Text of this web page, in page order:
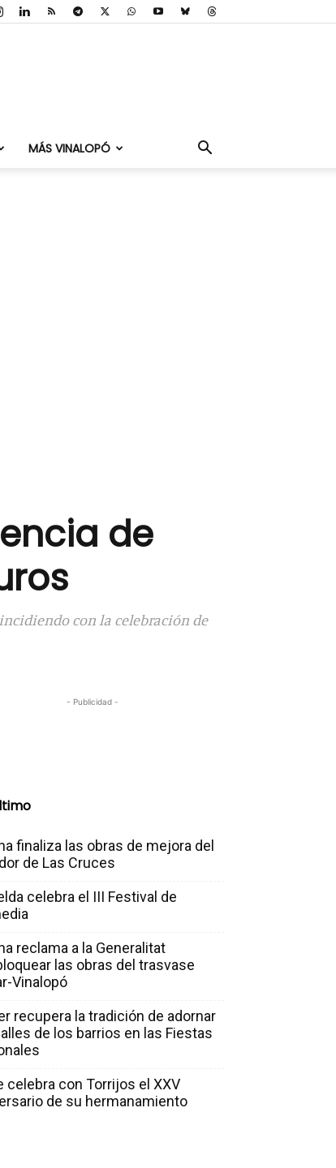
MÁS VINALOPÓ
de
con la celebración de
- Publicidad -
finaliza las obras de mejora del
de Las Cruces
celebra el III Festival de
reclama a la Generalitat
las obras del trasvase
Vinalopó
recupera la tradición de adornar
de los barrios en las Fiestas
celebra con Torrijos el XXV
de su hermanamiento